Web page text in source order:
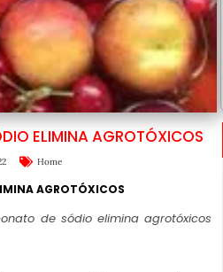
ELIMINA AGROTÓXICOS
Home
AGROTÓXICOS
de sódio elimina agrotóxicos